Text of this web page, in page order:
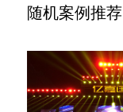
随机案例推荐